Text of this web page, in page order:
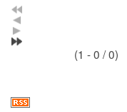
(1 - 0 / 0)